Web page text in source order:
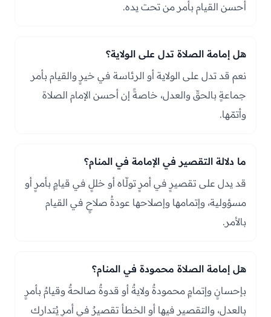
أحسن القيام بأمر من تحت يده.
هل إمامة الصلاة تدل على الولاية؟
نعم قد تدل على الولاية أو الرئاسة في خيرٍ والقيام بأمر
جماعةٍ بالحقّ والعدل، خاصةً إن أحسن الإمام الصلاة
وأتمّها.
ما دلالة التقصير في الإمامة في المنام؟
قد يدل على تقصيرٍ في أمرٍ تولّاه أو خللٍ في قيامٍ بأمرٍ أو
مسؤولية، وإتمامها وإصلاحها عودةُ صلاحٍ في القيام
بالأمر.
هل إمامة الصلاة محمودة في المنام؟
بإحسانٍ وإتمامٍ محمودةٌ ولايةٌ أو قدوةٌ صالحةٌ وقيامٌ بأمرٍ
بالعدل، والتقصير فيها أو الخطأ تقصيرٌ في أمرٍ يُتدارك